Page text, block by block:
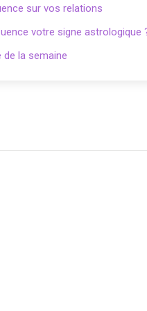
sur vos relations
votre signe astrologique
la semaine